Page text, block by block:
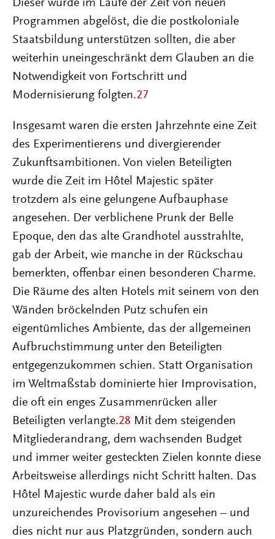
Dieser wurde im Laufe der Zeit von neuen
Programmen abgelöst, die die postkoloniale
Staatsbildung unterstützen sollten, die aber
weiterhin uneingeschränkt dem Glauben an die
Notwendigkeit von Fortschritt und
Modernisierung folgten.27
Insgesamt waren die ersten Jahrzehnte eine Zeit
des Experimentierens und divergierender
Zukunftsambitionen. Von vielen Beteiligten
wurde die Zeit im Hôtel Majestic später
trotzdem als eine gelungene Aufbauphase
angesehen. Der verblichene Prunk der Belle
Epoque, den das alte Grandhotel ausstrahlte,
gab der Arbeit, wie manche in der Rückschau
bemerkten, offenbar einen besonderen Charme.
Die Räume des alten Hotels mit seinem von den
Wänden bröckelnden Putz schufen ein
eigentümliches Ambiente, das der allgemeinen
Aufbruchstimmung unter den Beteiligten
entgegenzukommen schien. Statt Organisation
im Weltmaßstab dominierte hier Improvisation,
die oft ein enges Zusammenrücken aller
Beteiligten verlangte.28 Mit dem steigenden
Mitgliederandrang, dem wachsenden Budget
und immer weiter gesteckten Zielen konnte diese
Arbeitsweise allerdings nicht Schritt halten. Das
Hôtel Majestic wurde daher bald als ein
unzureichendes Provisorium angesehen – und
dies nicht nur aus Platzgründen, sondern auch